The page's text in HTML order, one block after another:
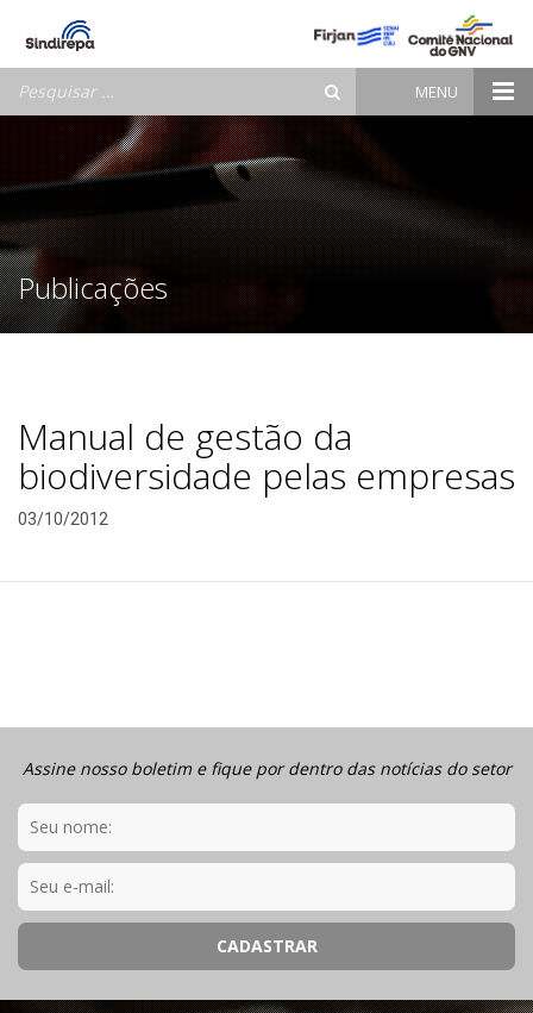
por:
MENU
Publicações
Manual de gestão da
biodiversidade pelas empresas
03/10/2012
Assine nosso boletim e fique por dentro das notícias do setor